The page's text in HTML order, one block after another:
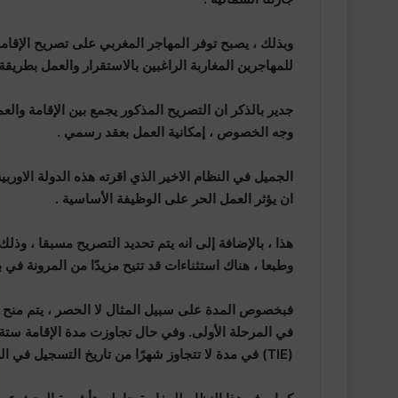
وبذلك ، يصبح توفر المهاجر المغربي على تصريح
للمهاجرين المغاربة الراغبين بالاستقرار والعمل
جدير بالذكر ان التصريح المذكور يجمع بين الإقامة
وجه الخصوص ، إمكانية العمل بعقد رسمي .
الجميل في النظام الاخير الذي اقرته هذه الدولة
ان يؤثر العمل الحر على الوظيفة الأساسية .
هذا ، بالإضافة إلى انه يتم تحديد التصريح مسبقا ،
وطبعا ، هناك استثناءات قد تتيح مزيدًا من المرونة في
فبخصوص المدة على سبيل المثال لا الحصر ، يتم منح
في المرحلة الأولى. وفي حال تجاوزت مدة الإقامة
(TIE) في مدة لا تتجاوز شهرًا من تاريخ التسجيل في الضمان الاجتماعي.